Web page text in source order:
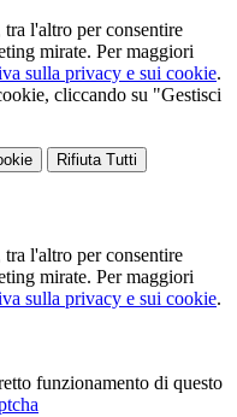
l'altro per consentire
mirate. Per maggiori
sulla privacy e sui cookie.
cliccando su "Gestisci
Rifiuta Tutti
l'altro per consentire
mirate. Per maggiori
sulla privacy e sui cookie.
funzionamento di questo